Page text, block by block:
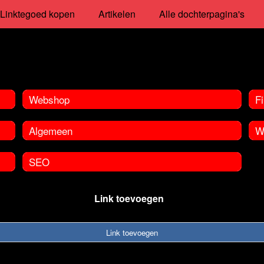
Linktegoed kopen Artikelen Alle dochterpagina's
Webshop
Algemeen
SEO
Link toevoegen
Link toevoegen